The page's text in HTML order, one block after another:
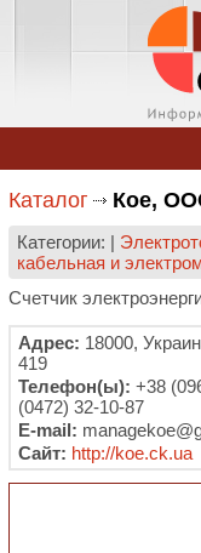
Каталог Кое,
Категории: |
кабельная и
Счетчик
Адрес: 18000,
419
Телефон(ы): +38
(0472) 32-10-87
E-mail:
Сайт: http://koe.ck.ua